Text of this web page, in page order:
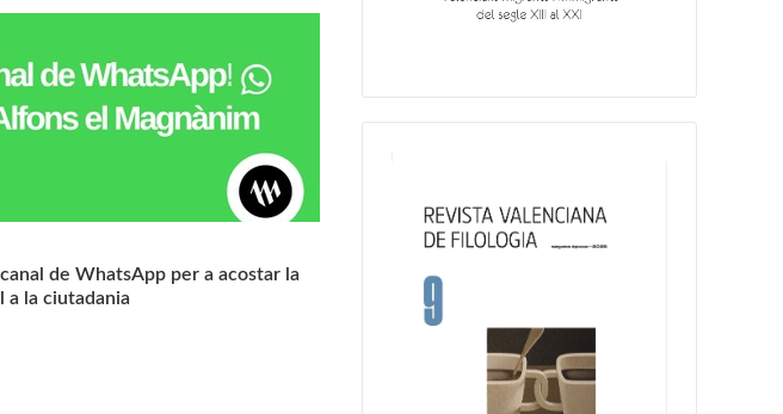
de WhatsApp per a acostar la
a la ciutadania